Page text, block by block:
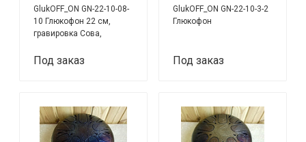
GlukOFF_ON GN-22-10-08-
10 Глюкофон 22 см,
гравировка Сова,
Под заказ
GlukOFF_ON GN-22-10-3-2
Глюкофон
Под заказ